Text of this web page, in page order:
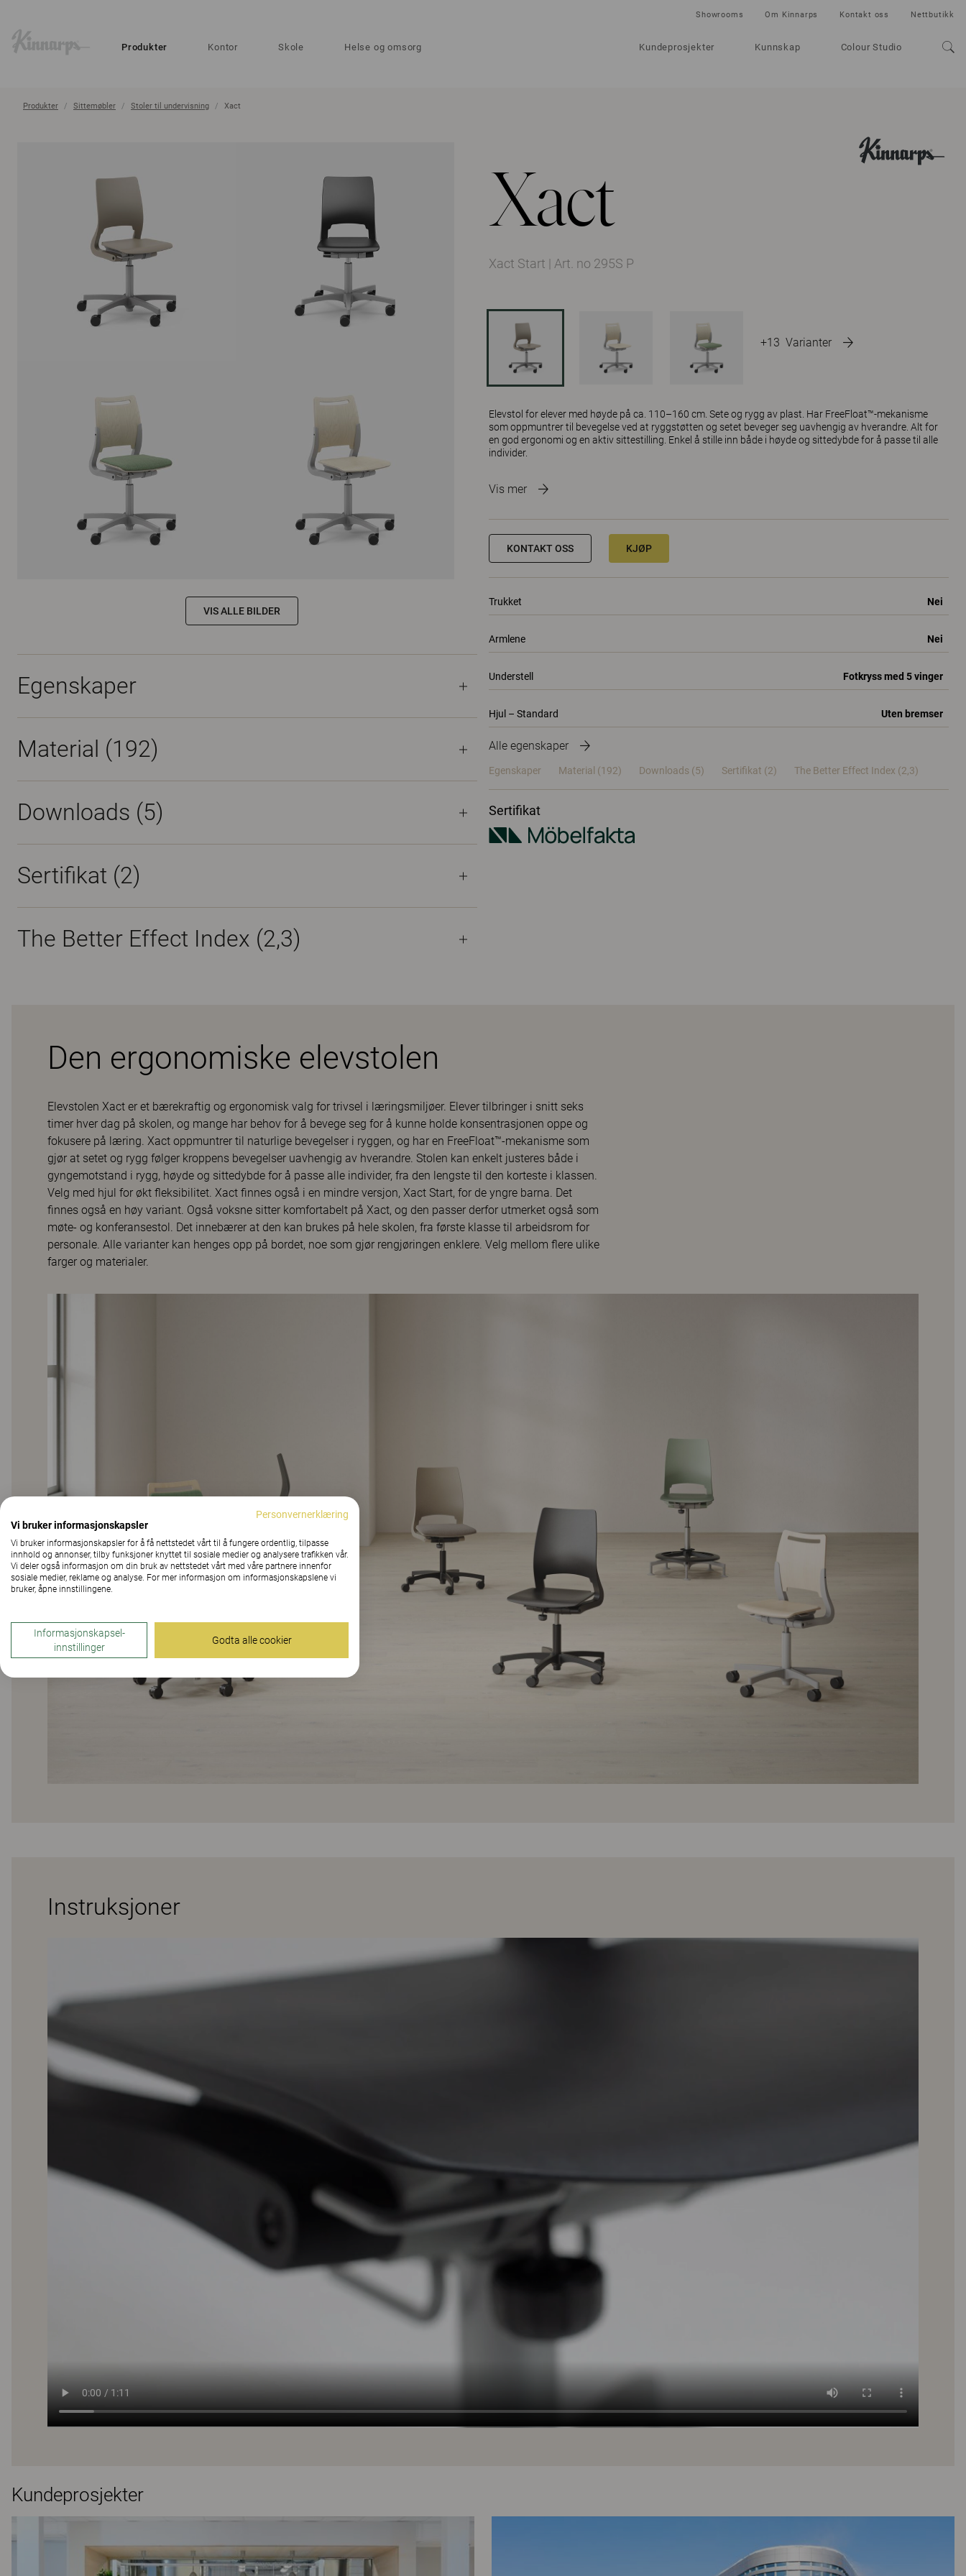
Produkter Kontor Skole Helse og omsorg Kundeprosjekter Kunnskap Colour Studio
Showrooms Om Kinnarps Kontakt oss Nettbutikk
Produkter Sittemøbler Stoler til undervisning Xact
Xact
+13 Varianter
Xact Start | Art. no 295S P
Elevstol for elever med høyde på ca. 110–160 cm. Sete og rygg av plast. Har FreeFloat™-mekanisme
som oppmuntrer til bevegelse ved at ryggstøtten og setet beveger seg uavhengig av hverandre. Alt for
en god ergonomi og en aktiv sittestilling. Enkel å stille inn både i høyde og sittedybde for å passe til alle
individer.
Vis mer
KONTAKT OSS KJØP
Trukket Nei
Armlene Nei
Understell Fotkryss med 5 vinger
Hjul – Standard Uten bremser
Alle egenskaper
Egenskaper Material (192) Downloads (5) Sertifikat (2) The Better Effect Index (2,3)
Sertifikat
VIS ALLE BILDER
Egenskaper
Material (192)
Downloads (5)
Sertifikat (2)
The Better Effect Index (2,3)
Den ergonomiske elevstolen
Elevstolen Xact er et bærekraftig og ergonomisk valg for trivsel i læringsmiljøer. Elever tilbringer i snitt seks
timer hver dag på skolen, og mange har behov for å bevege seg for å kunne holde konsentrasjonen oppe og
fokusere på læring. Xact oppmuntrer til naturlige bevegelser i ryggen, og har en FreeFloat™-mekanisme som
gjør at setet og rygg følger kroppens bevegelser uavhengig av hverandre. Stolen kan enkelt justeres både i
gyngemotstand i rygg, høyde og sittedybde for å passe alle individer, fra den lengste til den korteste i klassen.
Velg med hjul for økt fleksibilitet. Xact finnes også i en mindre versjon, Xact Start, for de yngre barna. Det
finnes også en høy variant. Også voksne sitter komfortabelt på Xact, og den passer derfor utmerket også som
møte- og konferansestol. Det innebærer at den kan brukes på hele skolen, fra første klasse til arbeidsrom for
personale. Alle varianter kan henges opp på bordet, noe som gjør rengjøringen enklere. Velg mellom flere ulike
farger og materialer.
Instruksjoner
Kundeprosjekter
Personvernerklæring
Vi bruker informasjonskapsler
Vi bruker informasjonskapsler for å få nettstedet vårt til å fungere ordentlig, tilpasse
innhold og annonser, tilby funksjoner knyttet til sosiale medier og analysere trafikken vår.
Vi deler også informasjon om din bruk av nettstedet vårt med våre partnere innenfor
sosiale medier, reklame og analyse. For mer informasjon om informasjonskapslene vi
bruker, åpne innstillingene.
Informasjonskapsel-
innstillinger
Godta alle cookier